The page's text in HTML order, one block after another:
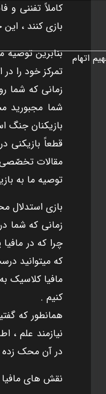
کاملاً تفننی و
بازی کنند ،
بنابرين توصيه
تمرکز خود را
زمانی که شما
شما مجبوريد
بازيکنان جنگ
قطعاً بازيکنی
مقالات تخصّصی
توصيه ما به
بازی استدلال
زمانی که شما
چرا که در
که ميتوانيد
مافيا کلاسيک
کنيم .
همانطور که
نيازمند علم ،
در آن محک زده
نقش های مافيا